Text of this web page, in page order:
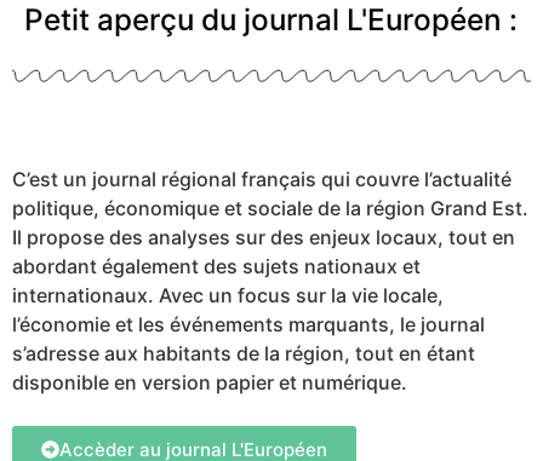
Petit aperçu du journal L'Européen :
C’est un journal régional français qui couvre l’actualité
politique, économique et sociale de la région Grand Est.
Il propose des analyses sur des enjeux locaux, tout en
abordant également des sujets nationaux et
internationaux. Avec un focus sur la vie locale,
l’économie et les événements marquants, le journal
s’adresse aux habitants de la région, tout en étant
disponible en version papier et numérique.
Accèder au journal L'Européen